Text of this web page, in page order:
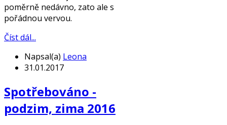
poměrně nedávno, zato ale s
pořádnou vervou.
Číst dál...
Napsal(a) Leona
31.01.2017
Spotřebováno -
podzim, zima 2016